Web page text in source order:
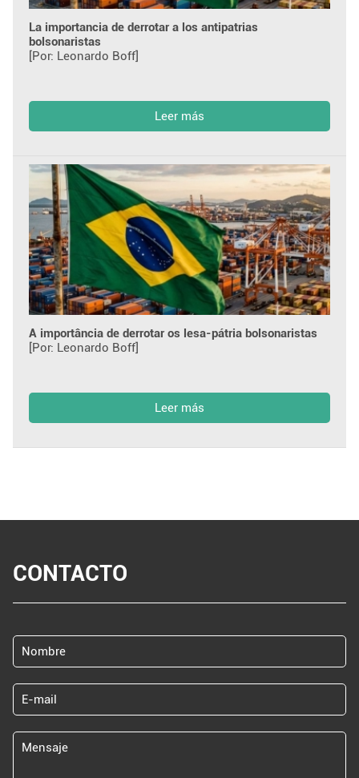
La importancia de derrotar a los antipatrias
bolsonaristas
[Por: Leonardo Boff]
Leer más
A importância de derrotar os lesa-pátria bolsonaristas
[Por: Leonardo Boff]
Leer más
CONTACTO